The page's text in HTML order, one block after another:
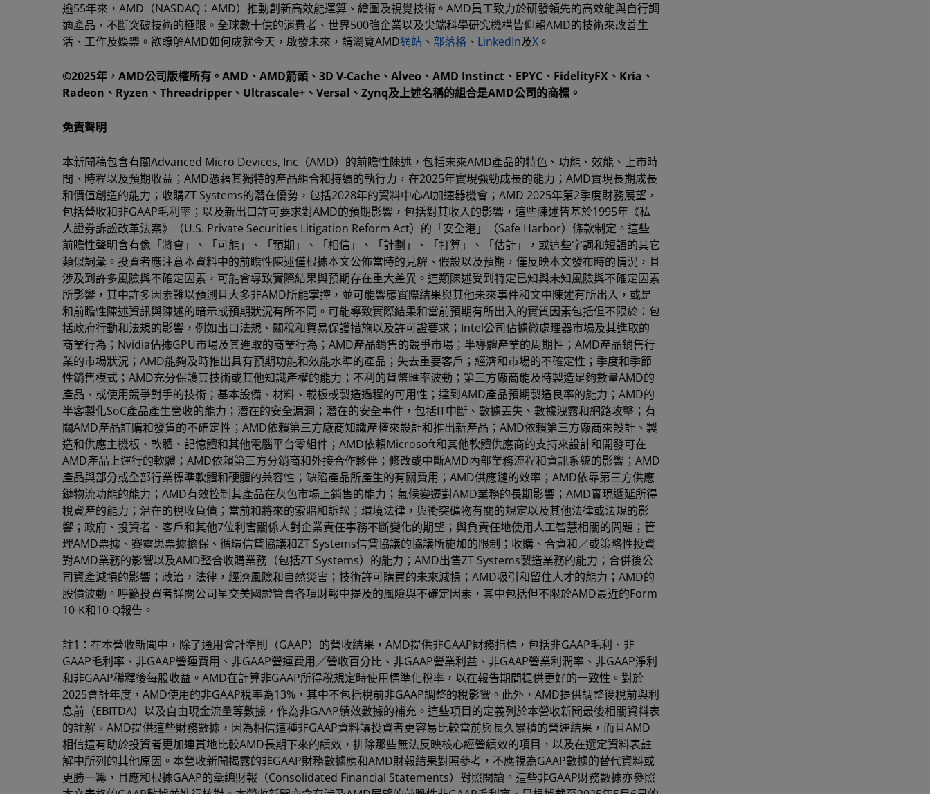
逾55年來，AMD（NASDAQ：AMD）推動創新高效能運算、繪圖及視覺技術。AMD員工致力於研發領先的高效能與自行調
適產品，不斷突破技術的極限。全球數十億的消費者、世界500強企業以及尖端科學研究機構皆仰賴AMD的技術來改善生
活、工作及娛樂。欲瞭解AMD如何成就今天，啟發未來，請瀏覽AMD網站 、 部落格 、 LinkedIn及X 。
©2025年，AMD公司版權所有。AMD、AMD箭頭、3D V-Cache、Alveo、AMD Instinct、EPYC、FidelityFX、Kria、
Radeon、Ryzen、Threadripper、Ultrascale+、Versal、Zynq及上述名稱的組合是AMD公司的商標。
免責聲明
本新聞稿包含有關Advanced Micro Devices, Inc（AMD）的前瞻性陳述，包括未來AMD產品的特色、功能、效能、上市時
間、時程以及預期收益；AMD憑藉其獨特的產品組合和持續的執行力，在2025年實現強勁成長的能力；AMD實現長期成長
和價值創造的能力；收購ZT Systems的潛在優勢，包括2028年的資料中心AI加速器機會；AMD 2025年第2季度財務展望，
包括營收和非GAAP毛利率；以及新出口許可要求對AMD的預期影響，包括對其收入的影響，這些陳述皆基於1995年《私
人證券訴訟改革法案》（U.S. Private Securities Litigation Reform Act）的「安全港」（Safe Harbor）條款制定。這些
前瞻性聲明含有像「將會」、「可能」、「預期」、「相信」、「計劃」、「打算」、「估計」，或這些字詞和短語的其它
類似詞彙。投資者應注意本資料中的前瞻性陳述僅根據本文公佈當時的見解、假設以及預期，僅反映本文發布時的情況，且
涉及到許多風險與不確定因素，可能會導致實際結果與預期存在重大差異。這類陳述受到特定已知與未知風險與不確定因素
所影響，其中許多因素難以預測且大多非AMD所能掌控，並可能響應實際結果與其他未來事件和文中陳述有所出入，或是
和前瞻性陳述資訊與陳述的暗示或預期狀況有所不同。可能導致實際結果和當前預期有所出入的實質因素包括但不限於：包
括政府行動和法規的影響，例如出口法規、關稅和貿易保護措施以及許可證要求；Intel公司佔據微處理器市場及其進取的
商業行為；Nvidia佔據GPU市場及其進取的商業行為；AMD產品銷售的競爭市場；半導體產業的周期性；AMD產品銷售行
業的市場狀況；AMD能夠及時推出具有預期功能和效能水準的產品；失去重要客戶；經濟和市場的不確定性；季度和季節
性銷售模式；AMD充分保護其技術或其他知識產權的能力；不利的貨幣匯率波動；第三方廠商能及時製造足夠數量AMD的
產品、或使用競爭對手的技術；基本設備、材料、載板或製造過程的可用性；達到AMD產品預期製造良率的能力；AMD的
半客製化SoC產品產生營收的能力；潛在的安全漏洞；潛在的安全事件，包括IT中斷、數據丟失、數據洩露和網路攻擊；有
關AMD產品訂購和發貨的不確定性；AMD依賴第三方廠商知識產權來設計和推出新產品；AMD依賴第三方廠商來設計、製
造和供應主機板、軟體、記憶體和其他電腦平台零組件；AMD依賴Microsoft和其他軟體供應商的支持來設計和開發可在
AMD產品上運行的軟體；AMD依賴第三方分銷商和外接合作夥伴；修改或中斷AMD內部業務流程和資訊系統的影響；AMD
產品與部分或全部行業標準軟體和硬體的兼容性；缺陷產品所產生的有關費用；AMD供應鏈的效率；AMD依靠第三方供應
鏈物流功能的能力；AMD有效控制其產品在灰色市場上銷售的能力；氣候變遷對AMD業務的長期影響；AMD實現遞延所得
稅資產的能力；潛在的稅收負債；當前和將來的索賠和訴訟；環境法律，與衝突礦物有關的規定以及其他法律或法規的影
響；政府、投資者、客戶和其他7位利害關係人對企業責任事務不斷變化的期望；與負責任地使用人工智慧相關的問題；管
理AMD票據、賽靈思票據擔保、循環信貸協議和ZT Systems信貸協議的協議所施加的限制；收購、合資和／或策略性投資
對AMD業務的影響以及AMD整合收購業務（包括ZT Systems）的能力；AMD出售ZT Systems製造業務的能力；合併後公
司資產減損的影響；政治，法律，經濟風險和自然災害；技術許可購買的未來減損；AMD吸引和留住人才的能力；AMD的
股價波動。呼籲投資者詳閱公司呈交美國證管會各項財報中提及的風險與不確定因素，其中包括但不限於AMD最近的Form
10-K和10-Q報告。
註1：在本營收新聞中，除了通用會計準則（GAAP）的營收結果，AMD提供非GAAP財務指標，包括非GAAP毛利、非
GAAP毛利率、非GAAP營運費用、非GAAP營運費用／營收百分比、非GAAP營業利益、非GAAP營業利潤率、非GAAP淨利
和非GAAP稀釋後每股收益。AMD在計算非GAAP所得稅規定時使用標準化稅率，以在報告期間提供更好的一致性。對於
2025會計年度，AMD使用的非GAAP稅率為13%，其中不包括稅前非GAAP調整的稅影響。此外，AMD提供調整後稅前與利
息前（EBITDA）以及自由現金流量等數據，作為非GAAP績效數據的補充。這些項目的定義列於本營收新聞最後相關資料表
的註解。AMD提供這些財務數據，因為相信這種非GAAP資料讓投資者更容易比較當前與長久累積的營運結果，而且AMD
相信這有助於投資者更加連貫地比較AMD長期下來的績效，排除那些無法反映核心經營績效的項目，以及在選定資料表註
解中所列的其他原因。本營收新聞揭露的非GAAP財務數據應和AMD財報結果對照參考，不應視為GAAP數據的替代資料或
更勝一籌，且應和根據GAAP的彙總財報（Consolidated Financial Statements）對照閱讀。這些非GAAP財務數據亦參照